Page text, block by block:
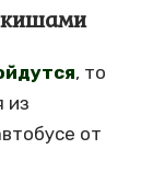
, то
из
от